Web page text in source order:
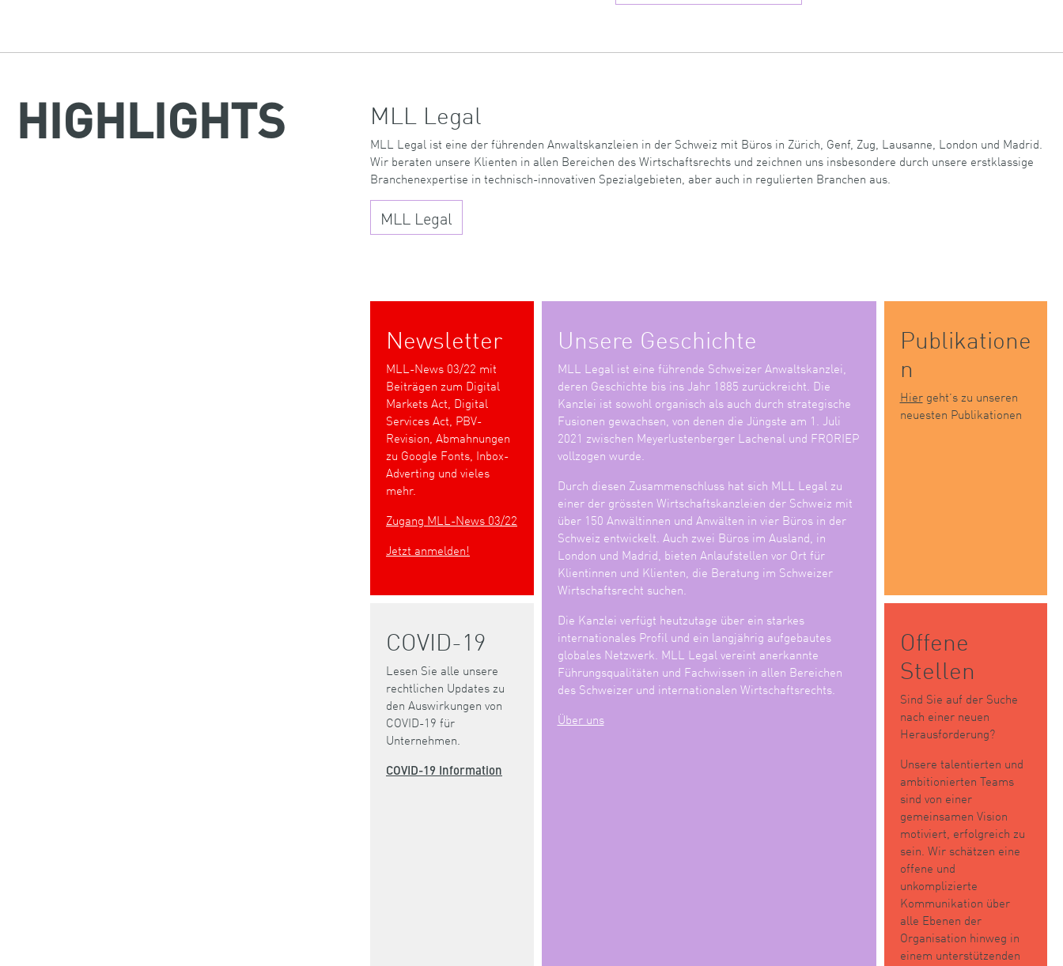
HIGHLIGHTS MLL Legal
MLL Legal ist eine der führenden Anwaltskanzleien in der Schweiz mit Büros in Zürich, Genf, Zug, Lausanne, London und Madrid.
Wir beraten unsere Klienten in allen Bereichen des Wirtschaftsrechts und zeichnen uns insbesondere durch unsere erstklassige
Branchenexpertise in technisch-innovativen Spezialgebieten, aber auch in regulierten Branchen aus.
MLL Legal
Newsletter
MLL-News 03/22 mit
Beiträgen zum Digital
Markets Act, Digital
Services Act, PBV-
Revision, Abmahnungen
zu Google Fonts, Inbox-
Adverting und vieles
mehr.
Zugang MLL-News 03/22
Jetzt anmelden!
Unsere Geschichte
MLL Legal ist eine führende Schweizer Anwaltskanzlei,
deren Geschichte bis ins Jahr 1885 zurückreicht. Die
Kanzlei ist sowohl organisch als auch durch strategische
Fusionen gewachsen, von denen die Jüngste am 1. Juli
2021 zwischen Meyerlustenberger Lachenal und FRORIEP
vollzogen wurde.
Durch diesen Zusammenschluss hat sich MLL Legal zu
einer der grössten Wirtschaftskanzleien der Schweiz mit
über 150 Anwältinnen und Anwälten in vier Büros in der
Schweiz entwickelt. Auch zwei Büros im Ausland, in
London und Madrid, bieten Anlaufstellen vor Ort für
Klientinnen und Klienten, die Beratung im Schweizer
Wirtschaftsrecht suchen.
Die Kanzlei verfügt heutzutage über ein starkes
internationales Profil und ein langjährig aufgebautes
globales Netzwerk. MLL Legal vereint anerkannte
Führungsqualitäten und Fachwissen in allen Bereichen
des Schweizer und internationalen Wirtschaftsrechts.
Über uns
Publikatione
n
Hiergeht’s zu unseren
neuesten Publikationen
COVID-19
Lesen Sie alle unsere
rechtlichen Updates zu
den Auswirkungen von
COVID-19 für
Unternehmen.
COVID-19 Information
Offene
Stellen
Sind Sie auf der Suche
nach einer neuen
Herausforderung?
Unsere talentierten und
ambitionierten Teams
sind von einer
gemeinsamen Vision
motiviert, erfolgreich zu
sein. Wir schätzen eine
offene und
unkomplizierte
Kommunikation über
alle Ebenen der
Organisation hinweg in
einem unterstützenden